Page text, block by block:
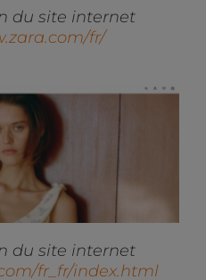
du site internet
fr/
du site internet
fr_fr/index.html